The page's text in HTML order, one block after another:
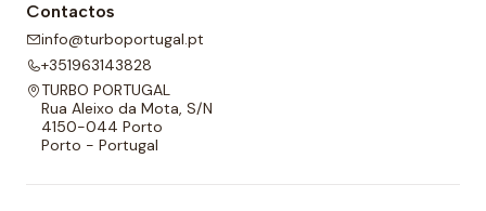
Contactos
info@turboportugal.pt
+351963143828
TURBO PORTUGAL
Rua Aleixo da Mota, S/N
4150-044 Porto
Porto - Portugal